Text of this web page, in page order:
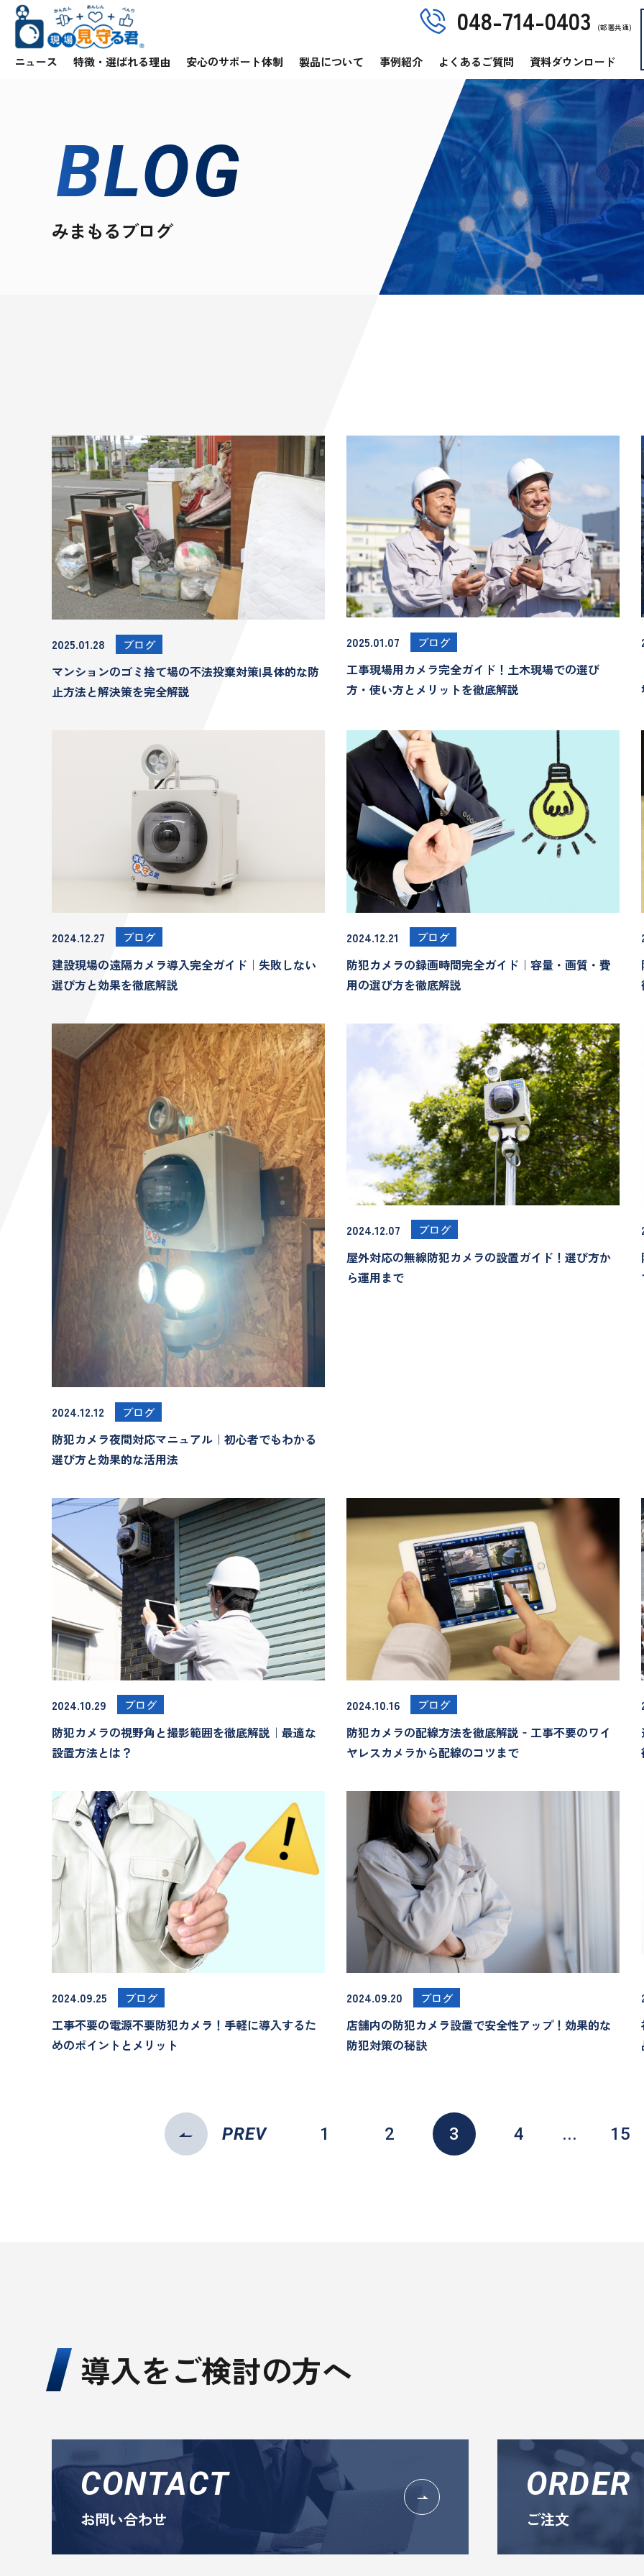
048-714-0403 (部署共通)
ニュース 特徴・選ばれる理由 安心のサポート体制 製品について 事例紹介 よくあるご質問 資料ダウンロード
BLOG
みまもるブログ
2025.01.28 ブログ
マンションのゴミ捨て場の不法投棄対策|具体的な防
止方法と解決策を完全解説
2025.01.07 ブログ
工事現場用カメラ完全ガイド！土木現場での選び
方・使い方とメリットを徹底解説
2024.12.27 ブログ
建設現場の遠隔カメラ導入完全ガイド｜失敗しない
選び方と効果を徹底解説
2024.12.21 ブログ
防犯カメラの録画時間完全ガイド｜容量・画質・費
用の選び方を徹底解説
2024.12.12 ブログ
防犯カメラ夜間対応マニュアル｜初心者でもわかる
選び方と効果的な活用法
2024.12.07 ブログ
屋外対応の無線防犯カメラの設置ガイド！選び方か
ら運用まで
2024.10.29 ブログ
防犯カメラの視野角と撮影範囲を徹底解説｜最適な
設置方法とは？
2024.10.16 ブログ
防犯カメラの配線方法を徹底解説‐工事不要のワイ
ヤレスカメラから配線のコツまで
2024.09.25 ブログ
工事不要の電源不要防犯カメラ！手軽に導入するた
めのポイントとメリット
2024.09.20 ブログ
店舗内の防犯カメラ設置で安全性アップ！効果的な
防犯対策の秘訣
PREV 1 2 3 4 ... 15
導入をご検討の方へ
CONTACT
お問い合わせ
ORDER
ご注文